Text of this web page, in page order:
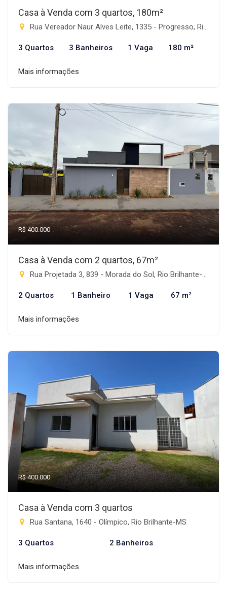
Casa à Venda com 3 quartos, 180m²
Rua Vereador Naur Alves Leite, 1335 - Progresso, Rio Brilhante-MS
3 Quartos 3 Banheiros 1 Vaga 180 m²
Mais informações
R$ 400.000
Casa à Venda com 2 quartos, 67m²
Rua Projetada 3, 839 - Morada do Sol, Rio Brilhante-MS
2 Quartos 1 Banheiro 1 Vaga 67 m²
Mais informações
R$ 400.000
Casa à Venda com 3 quartos
Rua Santana, 1640 - Olímpico, Rio Brilhante-MS
3 Quartos 2 Banheiros
Mais informações